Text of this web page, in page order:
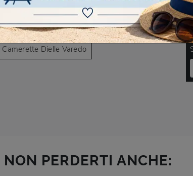
Dielle Paderno Dugnano
Camerette Dielle Varedo
NON PERDERTI ANCHE: